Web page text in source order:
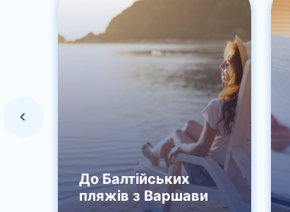
До Балтійських
пляжів з Варшави